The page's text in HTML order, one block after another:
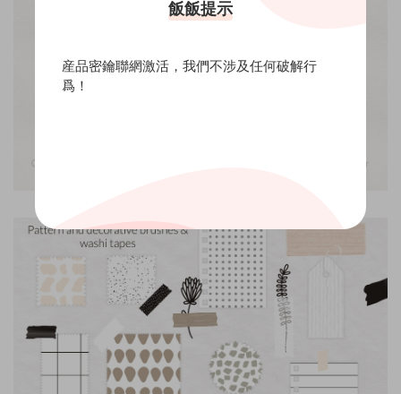
飯飯提示
産品密鑰聯網激活，我們不涉及任何破解行
爲！